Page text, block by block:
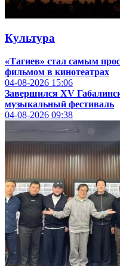
Культура
«Тагиев» стал самым
фильмом в кинотеатрах
04-08-2026 15:06
Завершился XV
музыкальный фестиваль
04-08-2026 09:38